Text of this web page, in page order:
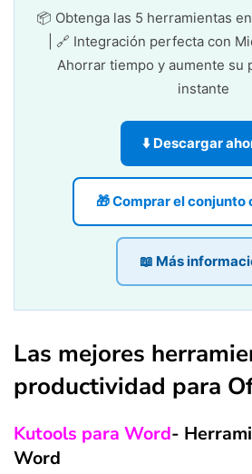
📦 Obtenga las 5 herramientas
| 🔗 Integración perfecta con
Ahorrar tiempo y aumente su
instante
⬇️ Descargar
🎁 Comprar el conjunto
📖 Más
Las mejores
productividad para
Kutools para Word-
Word